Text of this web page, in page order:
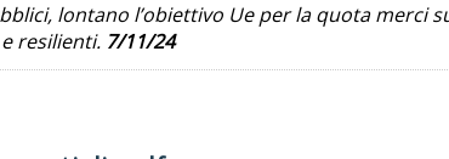
lontano l’obiettivo Ue per la quota merci
resilienti. 7/11/24